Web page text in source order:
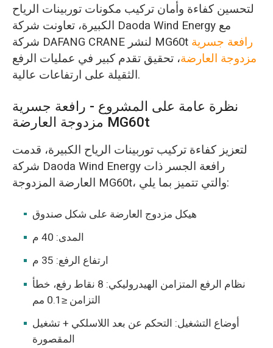
لتحسين كفاءة وأمان تركيب مكونات توربينات الرياح
الكبيرة، تعاونت شركة Daoda Wind Energy مع
شركة DAFANG CRANE لنشر MG60t رافعة جسرية
مزدوجة العارضة، تحقيق تقدم كبير في عمليات الرفع
الثقيلة على ارتفاعات عالية.
نظرة عامة على المشروع - رافعة جسرية
مزدوجة العارضة MG60t
لتعزيز كفاءة تركيب توربينات الرياح الكبيرة، قدمت
شركة Daoda Wind Energy رافعة الجسر ذات
العارضة المزدوجة MG60t، والتي تتميز بما يلي:
هيكل مزدوج العارضة على شكل صندوق
المدى: 40 م
ارتفاع الرفع: 35 م
نظام الرفع المتزامن الهيدروليكي: 8 نقاط رفع، خطأ
التزامن ≤0.1 مم
أوضاع التشغيل: التحكم عن بعد اللاسلكي + تشغيل
المقصورة